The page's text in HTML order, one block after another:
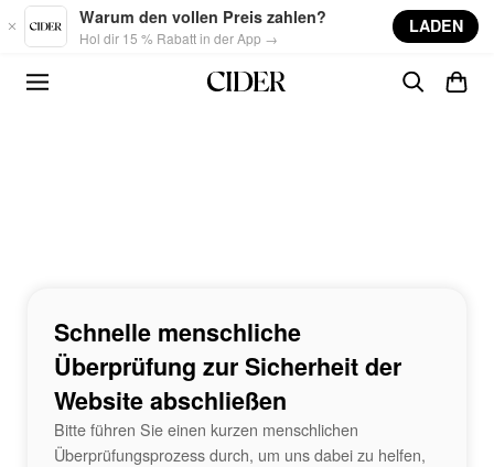
Skip to main content
Warum den vollen Preis zahlen?
Hol dir 15 % Rabatt in der App →
LADEN
Schnelle menschliche
Überprüfung zur Sicherheit der
Website abschließen
Bitte führen Sie einen kurzen menschlichen
Überprüfungsprozess durch, um uns dabei zu helfen,